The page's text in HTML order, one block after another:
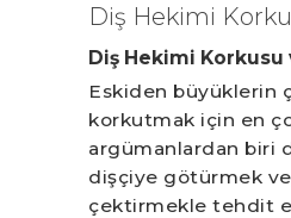
TEDAVILER
VAKALAR
KVKK
AYDINLATMA
METNI
BLOG
Diş Hekimi
Diş Hekimi Korkusu
Eskiden büyüklerin
korkutmak için en
argümanlardan biri
dişçiye götürmek
çektirmekle tehdit